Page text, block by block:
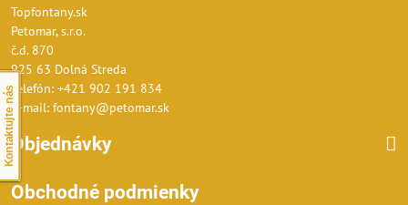
Topfontany.sk
Petomar, s.r.o.
č.d. 870
925 63 Dolná Streda
Telefón: +421 902 191 834
E-mail: fontany@petomar.sk
Objednávky
Obchodné podmienky
Kontaktujte nás